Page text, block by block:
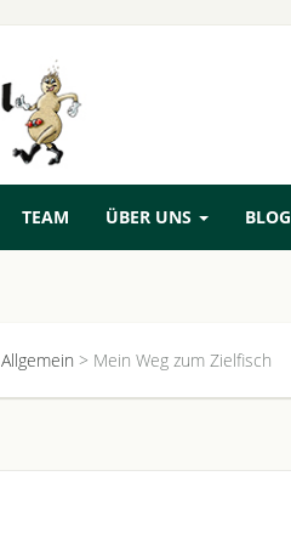
TEAM ÜBER UNS BLOG
Allgemein > Mein Weg zum Zielfisch